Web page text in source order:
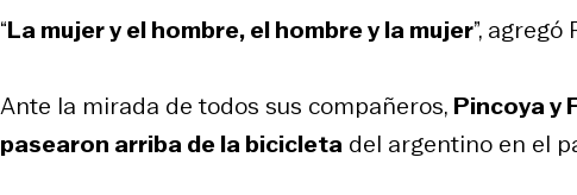
“La mujer y el hombre, el hombre y la mujer”, agregó
Ante la mirada de todos sus compañeros, Pincoya y
pasearon arriba de la bicicleta del argentino en el